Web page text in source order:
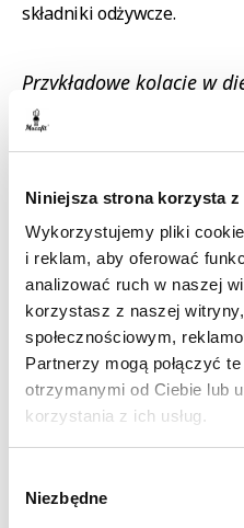
Niniejsza strona korzysta
Wykorzystujemy pliki
i reklam, aby oferować
analizować ruch w naszej
korzystasz z naszej
społecznościowym,
Partnerzy mogą połączyć
otrzymanymi od Ciebie lub
korzystania z ich usług.
zgody
Niezbędne
składniki odżywcze.
Przykładowe kolacje w
lekkie naleśniki na
zupa krem z
indyk pod
jaglaną i gotowanym
W ramach zdrowych
podwieczorek) można
płatki owsiane z
pieczone jabłko lub
owoców.
Oferta Maczfit
Zachęcamy do